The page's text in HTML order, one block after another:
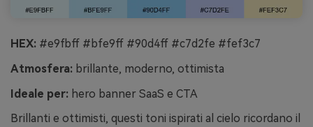
HEX: #e9fbff #bfe9ff #90d4ff #c7d2fe #fef3c7
Atmosfera: brillante, moderno, ottimista
Ideale per: hero banner SaaS e CTA
Brillanti e ottimisti, questi toni ispirati al cielo ricordano il